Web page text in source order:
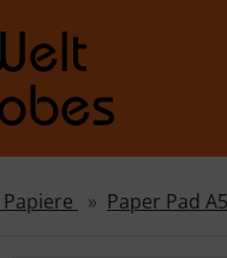
Paper Pad A5